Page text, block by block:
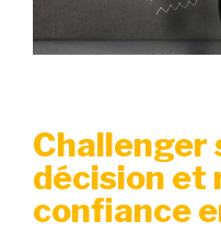
Challenger
décision et
confiance